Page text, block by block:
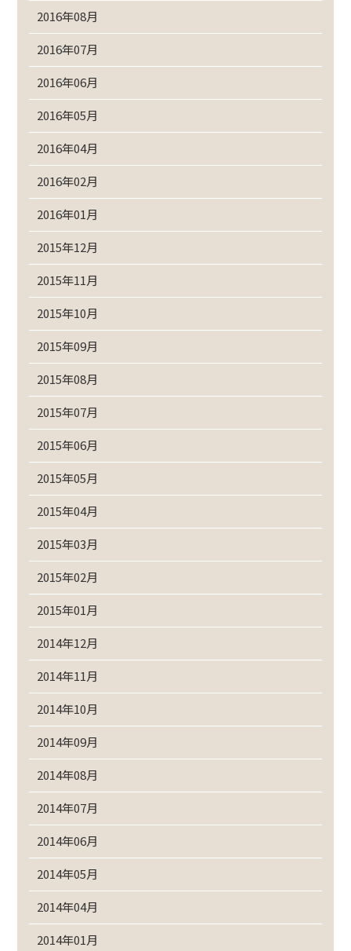
2016年08月
2016年07月
2016年06月
2016年05月
2016年04月
2016年02月
2016年01月
2015年12月
2015年11月
2015年10月
2015年09月
2015年08月
2015年07月
2015年06月
2015年05月
2015年04月
2015年03月
2015年02月
2015年01月
2014年12月
2014年11月
2014年10月
2014年09月
2014年08月
2014年07月
2014年06月
2014年05月
2014年04月
2014年01月